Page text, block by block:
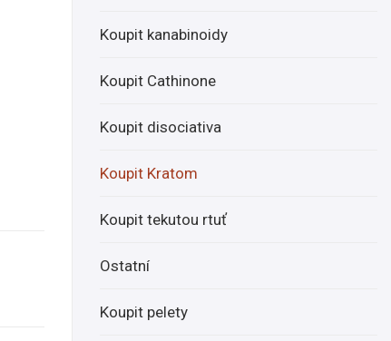
Koupit kanabinoidy
Koupit Cathinone
Koupit disociativa
Koupit Kratom
Koupit tekutou rtuť
Ostatní
Koupit pelety